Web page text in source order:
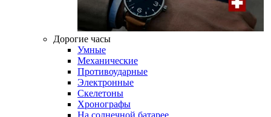
Дорогие часы
Умные
Механические
Противоударные
Электронные
Скелетоны
Хронографы
На солнечной батарее